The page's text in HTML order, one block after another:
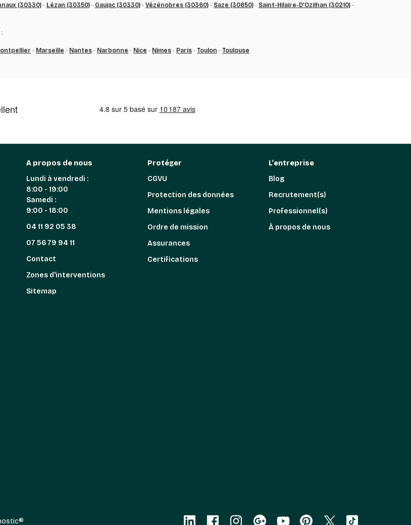
(30330) - Lézan (30350) - Gaujac (30330) - Vézénobres (30360) - Saze (30650) - Saint-Hilaire-D’Ozilhan (30210) -
- Marseille - Nantes - Narbonne - Nice - Nimes - Paris - Toulon - Toulouse
A propos de nous
Lundi à vendredi :
8:00 - 19:00
Samedi :
9:00 - 18:00
04 11 92 05 38
07 56 79 94 11
Contact
Zones d'interventions
Sitemap
Protéger
CGVU
Protection des données
Mentions légales
Ordre de mission
Assurances
Certifications
L'entreprise
Blog
Recrutement(s)
Professionnel(s)
À propos de nous